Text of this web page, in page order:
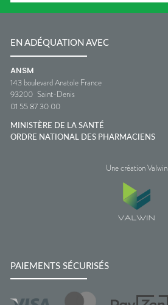
EN ADÉQUATION AVEC
ANSM
143 boulevard Anatole France
93200 Saint-Denis
01 55 87 30 00
MINISTÈRE DE LA SANTÉ
ORDRE NATIONAL DES PHARMACIENS
Une création Valwin
PAIEMENTS SÉCURISÉS